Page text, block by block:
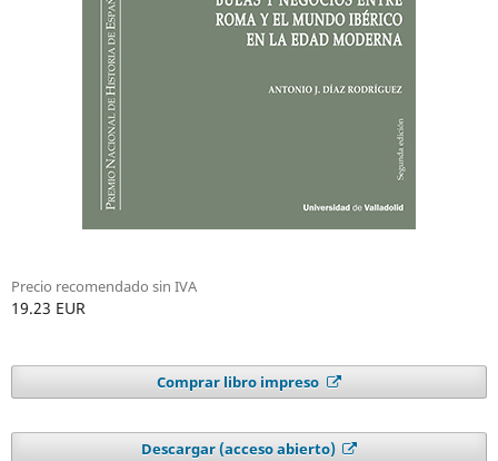
Precio recomendado sin IVA
19.23 EUR
Comprar libro impreso
Descargar (acceso abierto)